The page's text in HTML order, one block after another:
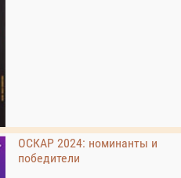
ОСКАР 2024: номинанты и
победители